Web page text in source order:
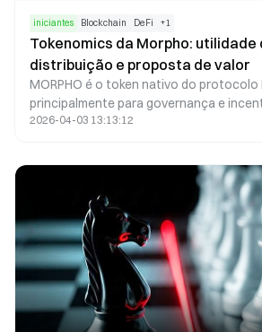
iniciantes Blockchain DeFi +1
Tokenomics da Morpho: utilidade
distribuição e proposta de valor
MORPHO é o token nativo do
principalmente para governança e
ecossistema. Com a estruturação da
do protocolo e a autoridade de
estabelecendo uma estrutura de valor
ecossistema de empréstimos
2026-04-03 13:13:12